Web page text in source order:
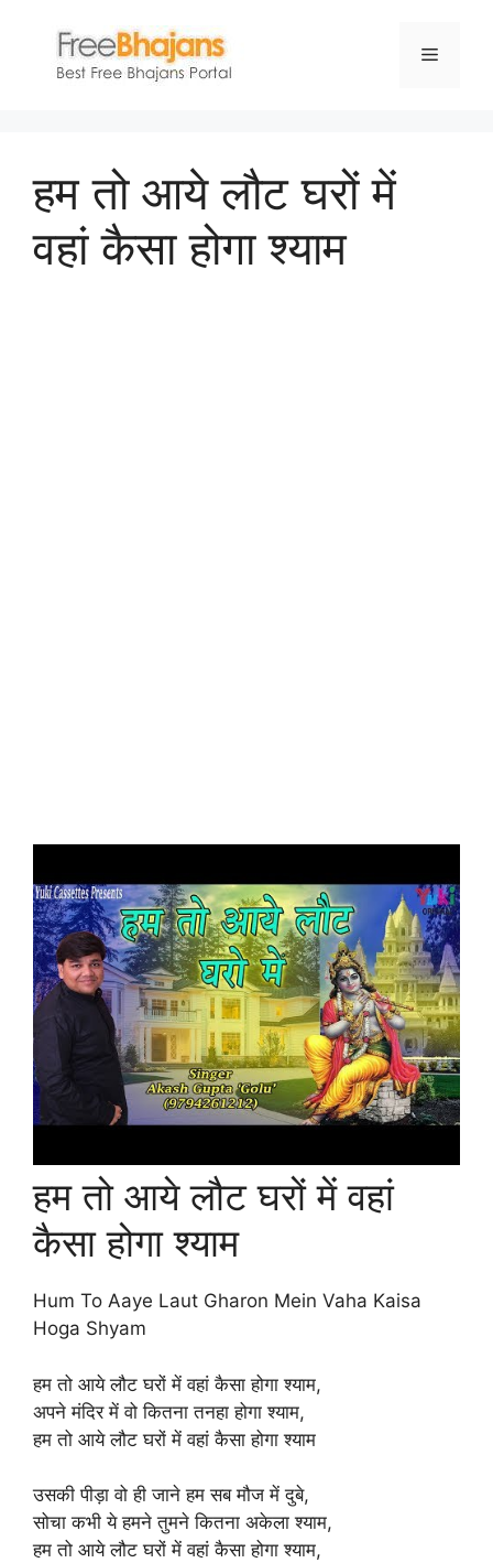
content
Menu
हम तो आये लौट घरों में
वहां कैसा होगा श्याम
हम तो आये लौट घरों में वहां
कैसा होगा श्याम
Hum To Aaye Laut Gharon Mein Vaha Kaisa
Hoga Shyam
हम तो आये लौट घरों में वहां कैसा होगा श्याम,
अपने मंदिर में वो कितना तनहा होगा श्याम,
हम तो आये लौट घरों में वहां कैसा होगा श्याम
उसकी पीड़ा वो ही जाने हम सब मौज में दुबे,
सोचा कभी ये हमने तुमने कितना अकेला श्याम,
हम तो आये लौट घरों में वहां कैसा होगा श्याम,